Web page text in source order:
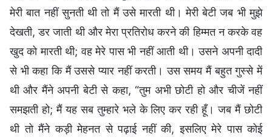
मेरी बात नहीं सुनती थी तो मैं उसे मारती थी। मेरी बेटी जब भी मुझे
देखती, डर जाती थी और मेरा प्रतिरोध करने की हिम्मत न करके वह
खुद को मारती थी; वह मेरे पास भी नहीं आती थी। उसने अपनी दादी
से भी कहा कि मैं उससे प्यार नहीं करती। उस समय मैं बहुत गुस्से में
थी और मैंने अपनी बेटी से कहा, “तुम अभी छोटी हो और चीजें नहीं
समझती हो; मैं यह सब तुम्हारे भले के लिए कर रही हूँ। जब मैं छोटी
थी तो मैंने कड़ी मेहनत से पढ़ाई नहीं की, इसलिए मेरे पास कोई